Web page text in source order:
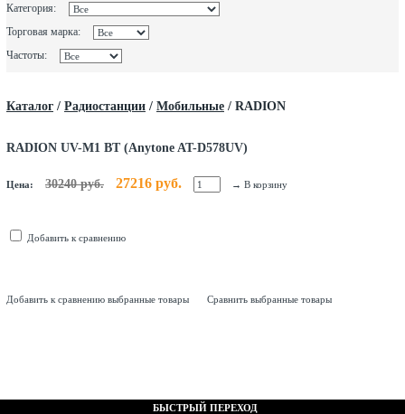
Категория:
Торговая марка:
Частоты:
Каталог / Радиостанции / Мобильные / RADION
RADION UV-M1 BT (Anytone AT-D578UV)
Цена: 30240 руб. 27216 руб. → В корзину
Добавить к сравнению
Добавить к сравнению выбранные товары Сравнить выбранные товары
БЫСТРЫЙ ПЕРЕХОД